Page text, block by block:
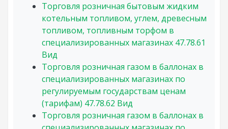
Торговля розничная бытовым жидким
котельным топливом, углем, древесным
топливом, топливным торфом в
специализированных магазинах 47.78.61
Вид
Торговля розничная газом в баллонах в
специализированных магазинах по
регулируемым государствам ценам
(тарифам) 47.78.62 Вид
Торговля розничная газом в баллонах в